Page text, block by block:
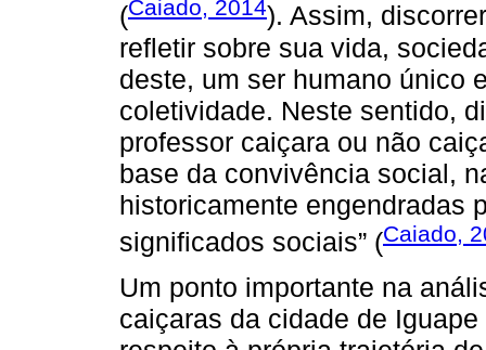
(Caiado, 2014). Assim,
refletir sobre sua vida,
deste, um ser humano único
coletividade. Neste sentido,
professor caiçara ou não
base da convivência social,
historicamente engendradas
significados sociais” (Caiado,
Um ponto importante na
caiçaras da cidade de